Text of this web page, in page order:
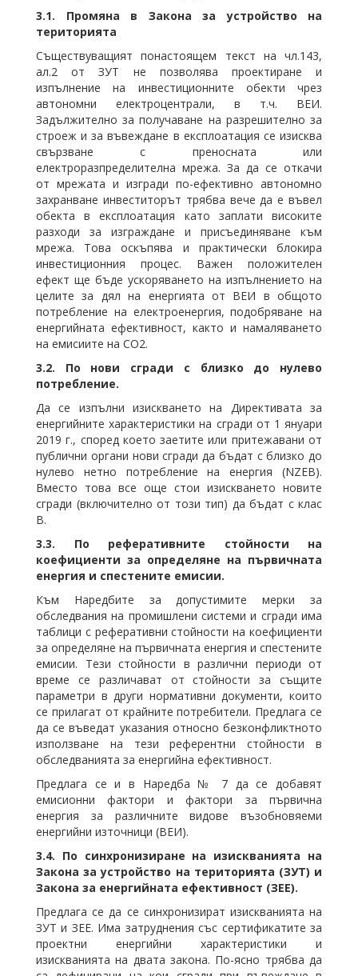
3.1. Промяна в Закона за устройство на
територията
Съществуващият понастоящем текст на чл.143,
ал.2 от ЗУТ не позволява проектиране и
изпълнение на инвестиционните обекти чрез
автономни електроцентрали, в т.ч. ВЕИ.
Задължително за получаване на разрешително за
строеж и за въвеждане в експлоатация се изисква
свързване с преносната или
електроразпределителна мрежа. За да се откачи
от мрежата и изгради по-ефективно автономно
захранване инвеститорът трябва вече да е въвел
обекта в експлоатация като заплати високите
разходи за изграждане и присъединяване към
мрежа. Това оскъпява и практически блокира
инвестиционния процес. Важен положителен
ефект ще бъде ускоряването на изпълнението на
целите за дял на енергията от ВЕИ в общото
потребление на електроенергия, подобряване на
енергийната ефективност, както и намаляването
на емисиите на СО2.
3.2. По нови сгради с близко до нулево
потребление.
Да се изпълни изискването на Директивата за
енергийните характеристики на сгради от 1 януари
2019 г., според което заетите или притежавани от
публични органи нови сгради да бъдат с близко до
нулево нетно потребление на енергия (NZEB).
Вместо това все още стои изискването новите
сгради (включително от този тип) да бъдат с клас
В.
3.3. По реферативните стойности на
коефициенти за определяне на първичната
енергия и спестените емисии.
Към Наредбите за допустимите мерки за
обследвания на промишлени системи и сгради има
таблици с реферативни стойности на коефициенти
за определяне на първичната енергия и спестените
емисии. Тези стойности в различни периоди от
време се различават от стойности за същите
параметри в други нормативни документи, които
се прилагат от крайните потребители. Предлага се
да се въведат указания относно безконфликтното
използване на тези референтни стойности в
обследванията за енергийна ефективност.
Предлага се и в Наредба № 7 да се добавят
емисионни фактори и фактори за първична
енергия за различните видове възобновяеми
енергийни източници (ВЕИ).
3.4. По синхронизиране на изискванията на
Закона за устройство на територията (ЗУТ) и
Закона за енергийната ефективност (ЗЕЕ).
Предлага се да се синхронизират изискванията на
ЗУТ и ЗЕЕ. Има затруднения със сертификатите за
проектни енергийни характеристики и
изискванията на двата закона. По-ясно трябва да